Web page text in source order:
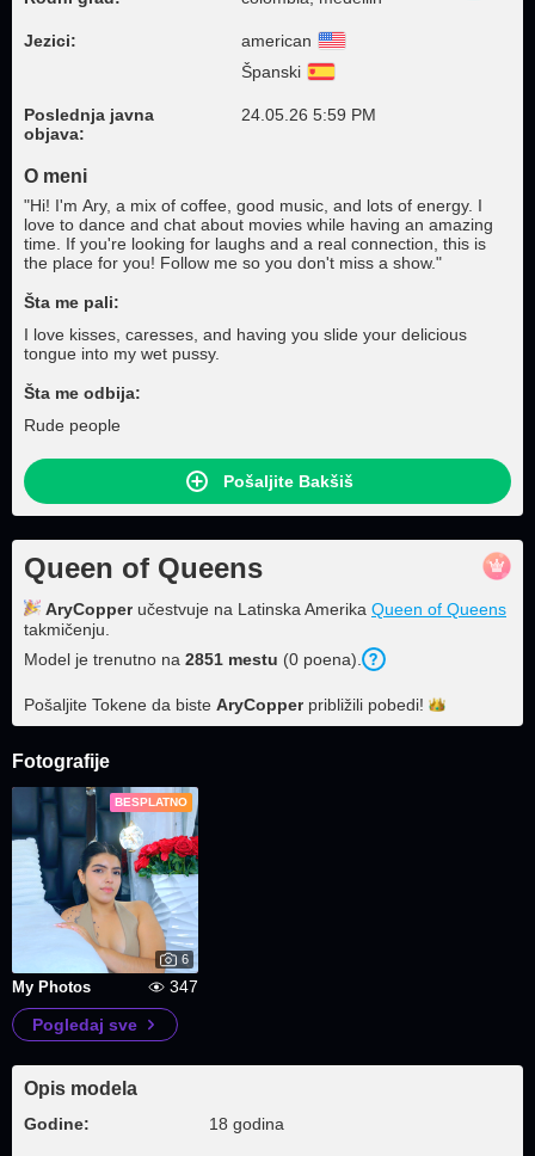
Jezici:
american
Španski
Poslednja javna
objava:
24.05.26 5:59 PM
O meni
"Hi! I'm Ary, a mix of coffee, good music, and lots of energy. I
love to dance and chat about movies while having an amazing
time. If you're looking for laughs and a real connection, this is
the place for you! Follow me so you don't miss a show."
Šta me pali:
I love kisses, caresses, and having you slide your delicious
tongue into my wet pussy.
Šta me odbija:
Rude people
Pošaljite Bakšiš
Queen of Queens
AryCopper učestvuje na Latinska Amerika Queen of Queens
takmičenju.
Model je trenutno na 2851 mestu (0 poena).
Pošaljite Tokene da biste AryCopper približili pobedi!
Fotografije
BESPLATNO
6
My Photos
347
Pogledaj sve
Opis modela
Godine: 18 godina